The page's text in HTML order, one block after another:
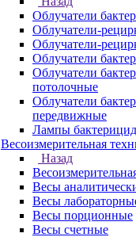
Облучатели
Облучатели-
Облучатели-
Облучатели
Облучатели
потолочные
Облучатели
передвижные
Лампы
Весоизмерительная
Назад
Весы
Весы
Весы порционные
Весы счетные